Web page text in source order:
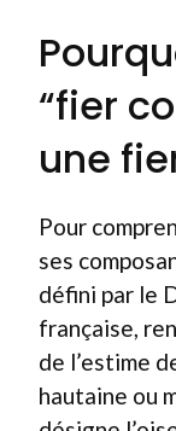
“fier
une
Pour
ses
défini par le
française,
de l’estime
hautaine ou